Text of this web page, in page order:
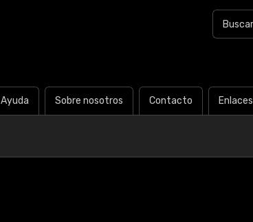
Ayuda Sobre nosotros Contacto Enlaces